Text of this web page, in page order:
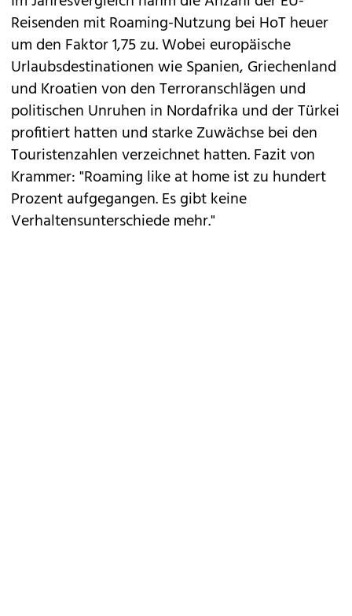
Reisenden mit Roaming-Nutzung bei HoT heuer
um den Faktor 1,75 zu. Wobei europäische
Urlaubsdestinationen wie Spanien, Griechenland
und Kroatien von den Terroranschlägen und
politischen Unruhen in Nordafrika und der Türkei
profitiert hatten und starke Zuwächse bei den
Touristenzahlen verzeichnet hatten. Fazit von
Krammer: "Roaming like at home ist zu hundert
Prozent aufgegangen. Es gibt keine
Verhaltensunterschiede mehr."